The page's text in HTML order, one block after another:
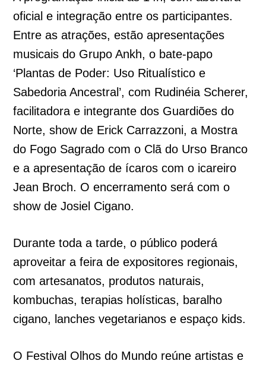
oficial e integração entre os participantes.
Entre as atrações, estão apresentações
musicais do Grupo Ankh, o bate-papo
‘Plantas de Poder: Uso Ritualístico e
Sabedoria Ancestral’, com Rudinéia Scherer,
facilitadora e integrante dos Guardiões do
Norte, show de Erick Carrazzoni, a Mostra
do Fogo Sagrado com o Clã do Urso Branco
e a apresentação de ícaros com o icareiro
Jean Broch. O encerramento será com o
show de Josiel Cigano.
Durante toda a tarde, o público poderá
aproveitar a feira de expositores regionais,
com artesanatos, produtos naturais,
kombuchas, terapias holísticas, baralho
cigano, lanches vegetarianos e espaço kids.
O Festival Olhos do Mundo reúne artistas e